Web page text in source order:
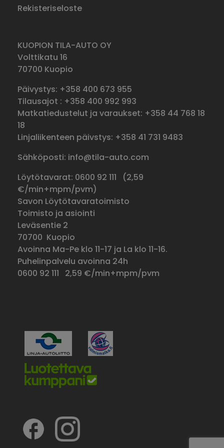
Rekisteriseloste
KUOPION TILA-AUTO OY
Volttikatu 16
70700 Kuopio
Päivystys: +358 400 673 955
Tilausajot : +358 400 992 993
Matkatiedustelut ja varaukset: +358 44 768 18
18
Linjaliikenteen päivstys: +358 41 731 9483
Sähköposti: info@tila-auto.com
Löytötavarat: 0600 92 111 (2,59
€/min+mpm/pvm)
Savon Löytötavaratoimisto
Toimisto ja asiointi
Leväsentie 2
70700 Kuopio
Avoinna Ma-Pe klo 11-17 ja La klo 11-16.
Puhelinpalvelu avoinna 24h
0600 92 111
2,59 €/min+mpm/pvm